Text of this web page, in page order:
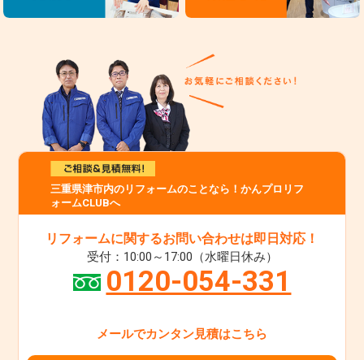
三重県津市内のリフォームのことなら！かんプロリフ
ォームCLUBへ
リフォームに関するお問い合わせは即日対応！
受付：10:00～17:00（水曜日休み）
0120-054-331
メールでカンタン見積はこちら